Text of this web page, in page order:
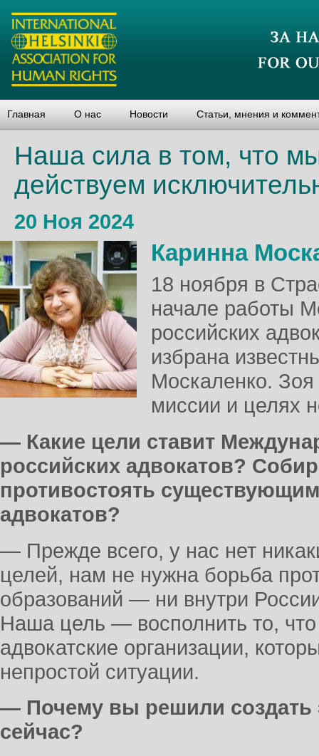
Главная О нас Новости Статьи, мнения и
Наша сила в том, что
действуем
20 Ноя 2024
Каринна
18 ноября в
начале работы
российских
избрана
Москаленко. Зоя
миссии и целях
— Какие цели ставит
российских адвокатов?
противостоять
адвокатов?
— Прежде всего, у нас нет
целей, нам не нужна борьба
образований — ни внутри
Наша цель — восполнить то,
адвокатские организации,
непростой ситуации.
— Почему вы решили создать
сейчас?